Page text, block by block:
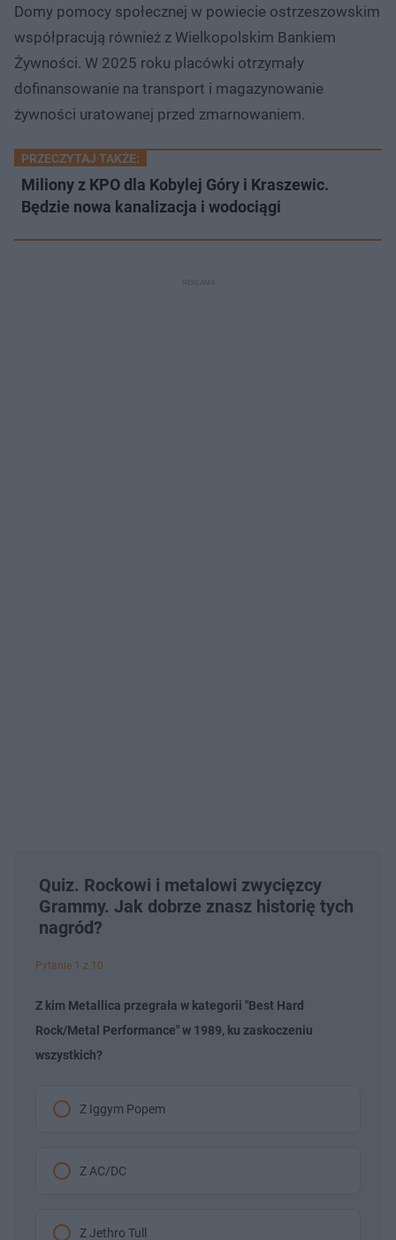
Domy pomocy społecznej w powiecie ostrzeszowskim
współpracują również z Wielkopolskim Bankiem
Żywności. W 2025 roku placówki otrzymały
dofinansowanie na transport i magazynowanie
żywności uratowanej przed zmarnowaniem.
PRZECZYTAJ TAKŻE:
Miliony z KPO dla Kobylej Góry i Kraszewic.
Będzie nowa kanalizacja i wodociągi
Quiz. Rockowi i metalowi zwycięzcy
Grammy. Jak dobrze znasz historię tych
nagród?
Pytanie 1 z 10
Z kim Metallica przegrała w kategorii "Best Hard
Rock/Metal Performance" w 1989, ku zaskoczeniu
wszystkich?
Z Iggym Popem
Z AC/DC
Z Jethro Tull